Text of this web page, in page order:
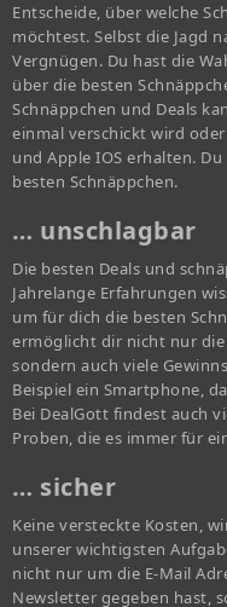
Entscheide, über welche
möchtest. Selbst die Jagd
Vergnügen. Du hast die
über die besten
Schnäppchen und Deals
einmal verschickt wird
und Apple IOS erhalten.
besten Schnäppchen.
… unschlagbar
Die besten Deals und
Jahrelange Erfahrungen
um für dich die besten
ermöglicht dir nicht nur die
sondern auch viele
Beispiel ein Smartphone,
Bei DealGott findest auch
Proben, die es immer für
… sicher
Keine versteckte Kosten,
unserer wichtigsten
nicht nur um die E-Mail
Newsletter gegeben hast,